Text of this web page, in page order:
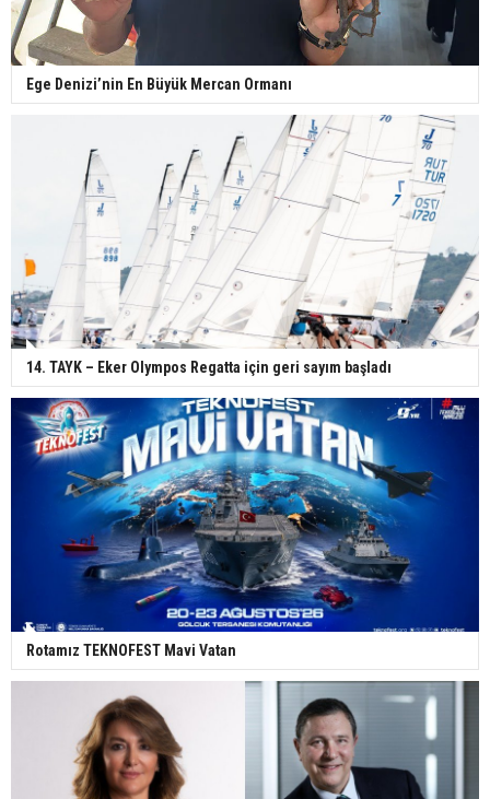
Ege Denizi’nin En Büyük Mercan Ormanı
14. TAYK – Eker Olympos Regatta için geri sayım başladı
Rotamız TEKNOFEST Mavi Vatan